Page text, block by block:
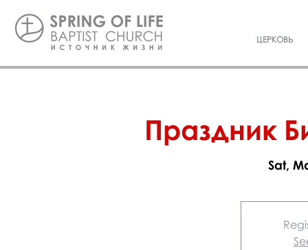
ЦЕРКОВЬ
Праздник
Sat,